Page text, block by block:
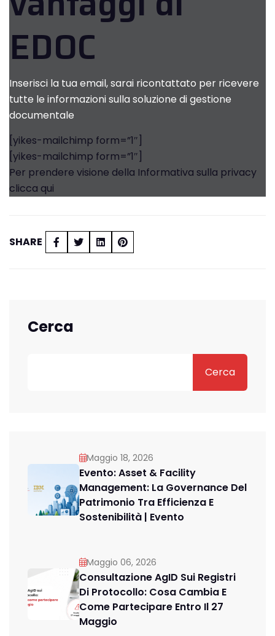
EDOC
Inserisci la tua email, sarai ricontattato per ricevere
tutte le informazioni sulla soluzione di gestione
documentale
[yikes-mailchimp form=”1″]
[yikes-mailchimp form=”1″]
Per prendere visione della Informativa sulla privacy
clicca qui
SHARE
Cerca
Cerca
Maggio 18, 2026
Evento: Asset & Facility
Management: La Governance Del
Patrimonio Tra Efficienza E
Sostenibilità | Evento
Maggio 06, 2026
Consultazione AgID Sui Registri
Di Protocollo: Cosa Cambia E
Come Partecipare Entro Il 27
Maggio